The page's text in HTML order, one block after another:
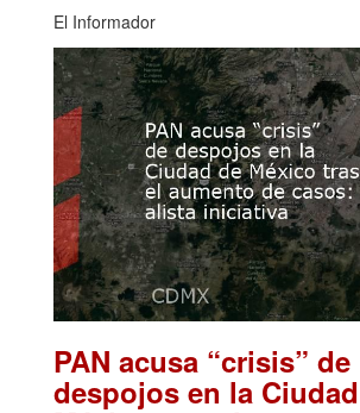
El Informador
PAN acusa “crisis” de
despojos en la